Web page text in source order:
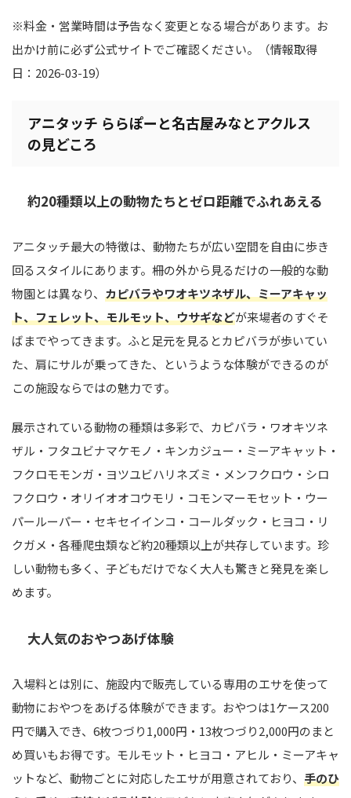
※料金・営業時間は予告なく変更となる場合があります。お
出かけ前に必ず公式サイトでご確認ください。（情報取得
日：2026-03-19）
アニタッチ ららぽーと名古屋みなとアクルス
の見どころ
約20種類以上の動物たちとゼロ距離でふれあえる
アニタッチ最大の特徴は、動物たちが広い空間を自由に歩き
回るスタイルにあります。柵の外から見るだけの一般的な動
物園とは異なり、 カピバラやワオキツネザル、ミーアキャッ
ト、フェレット、モルモット、ウサギなどが来場者のすぐそ
ばまでやってきます。ふと足元を見るとカピバラが歩いてい
た、肩にサルが乗ってきた、というような体験ができるのが
この施設ならではの魅力です。
展示されている動物の種類は多彩で、カピバラ・ワオキツネ
ザル・フタユビナマケモノ・キンカジュー・ミーアキャット・
フクロモモンガ・ヨツユビハリネズミ・メンフクロウ・シロ
フクロウ・オリイオオコウモリ・コモンマーモセット・ウー
パールーパー・セキセイインコ・コールダック・ヒヨコ・リ
クガメ・各種爬虫類など約20種類以上が共存しています。珍
しい動物も多く、子どもだけでなく大人も驚きと発見を楽し
めます。
大人気のおやつあげ体験
入場料とは別に、施設内で販売している専用のエサを使って
動物におやつをあげる体験ができます。おやつは1ケース200
円で購入でき、6枚つづり1,000円・13枚つづり2,000円のまと
め買いもお得です。モルモット・ヒヨコ・アヒル・ミーアキャ
ットなど、動物ごとに対応したエサが用意されており、 手のひ